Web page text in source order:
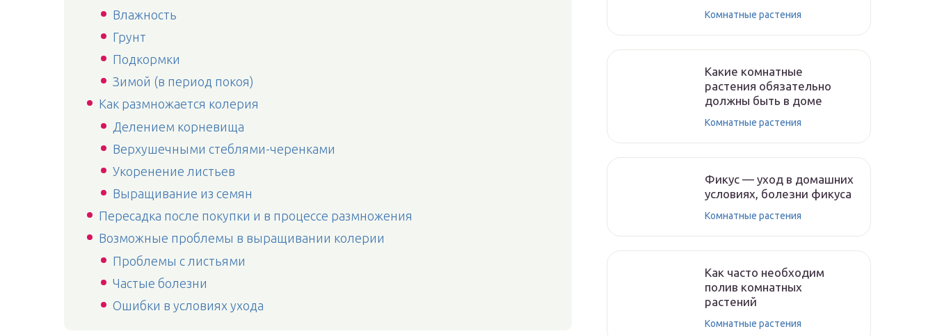
Влажность
Грунт
Подкормки
Зимой (в период покоя)
Как размножается колерия
Делением корневища
Верхушечными стеблями-черенками
Укоренение листьев
Выращивание из семян
Пересадка после покупки и в процессе размножения
Возможные проблемы в выращивании колерии
Проблемы с листьями
Частые болезни
Ошибки в условиях ухода
Комнатные растения
Какие комнатные
растения обязательно
должны быть в доме
Комнатные растения
Фикус — уход в домашних
условиях, болезни фикуса
Комнатные растения
Как часто необходим
полив комнатных
растений
Комнатные растения